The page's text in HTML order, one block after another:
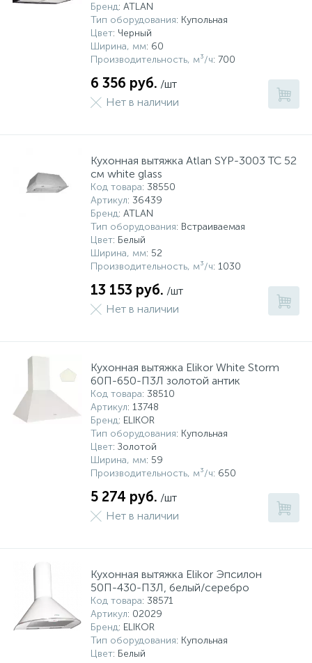
Бренд: ATLAN
Тип оборудования: Купольная
Цвет: Черный
Ширина, мм: 60
Производительность, м³/ч: 700
6 356 руб. /шт
Нет в наличии
Кухонная вытяжка Atlan SYP-3003 ТС 52
см white glass
Код товара: 38550
Артикул: 36439
Бренд: ATLAN
Тип оборудования: Встраиваемая
Цвет: Белый
Ширина, мм: 52
Производительность, м³/ч: 1030
13 153 руб. /шт
Нет в наличии
Кухонная вытяжка Elikor White Storm
60П-650-П3Л золотой антик
Код товара: 38510
Артикул: 13748
Бренд: ELIKOR
Тип оборудования: Купольная
Цвет: Золотой
Ширина, мм: 59
Производительность, м³/ч: 650
5 274 руб. /шт
Нет в наличии
Кухонная вытяжка Elikor Эпсилон
50П-430-П3Л, белый/серебро
Код товара: 38571
Артикул: 02029
Бренд: ELIKOR
Тип оборудования: Купольная
Цвет: Белый